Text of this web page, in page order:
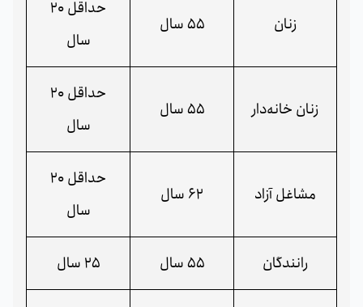
زنان 55 سال
حداقل 20
سال
زنان خانه‌دار 55 سال
حداقل 20
سال
مشاغل آزاد 62 سال
حداقل 20
سال
رانندگان 55 سال 25 سال